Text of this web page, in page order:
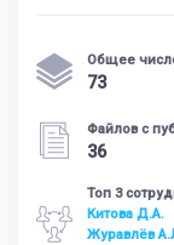
Общее
73
Файлов с
36
Топ 3
Китова Д.А.
Журавлёв